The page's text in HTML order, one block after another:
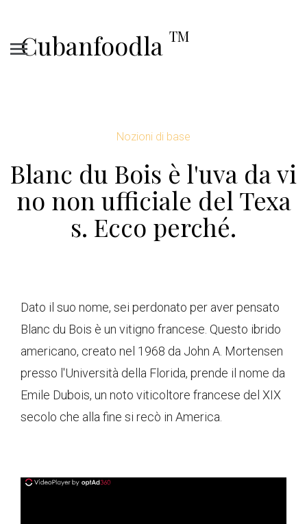
Cubanfoodla TM
Nozioni di base
Blanc du Bois è l'uva da vi
no non ufficiale del Texa
s. Ecco perché.
Dato il suo nome, sei perdonato per aver pensato
Blanc du Bois è un vitigno francese. Questo ibrido
americano, creato nel 1968 da John A. Mortensen
presso l'Università della Florida, prende il nome da
Emile Dubois, un noto viticoltore francese del XIX
secolo che alla fine si recò in America.